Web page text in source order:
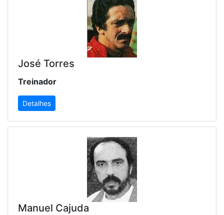
José Torres
Treinador
Detalhes
Manuel Cajuda